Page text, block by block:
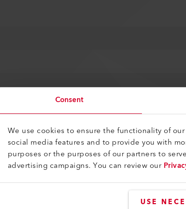
Consent
We use cookies to ensure the functionality of
social media features and to provide you with
purposes or the purposes of our partners to
advertising campaigns. You can review our
USE
MAX.
PYROMÈTRE